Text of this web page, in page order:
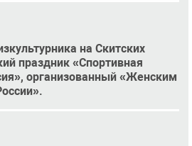
на Скитских
праздник «Спортивная
организованный «Женским